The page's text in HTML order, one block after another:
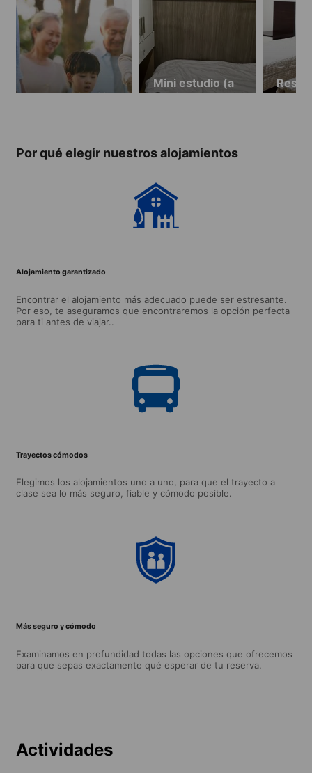
Casa de familia
Mini estudio (a
partir de 19
partir
Por qué elegir nuestros alojamientos
Alojamiento garantizado
Encontrar el alojamiento más adecuado puede ser estresante.
Por eso, te aseguramos que encontraremos la opción perfecta
para ti antes de viajar..
Trayectos cómodos
Elegimos los alojamientos uno a uno, para que el trayecto a
clase sea lo más seguro, fiable y cómodo posible.
Más seguro y cómodo
Examinamos en profundidad todas las opciones que ofrecemos
para que sepas exactamente qué esperar de tu reserva.
Actividades